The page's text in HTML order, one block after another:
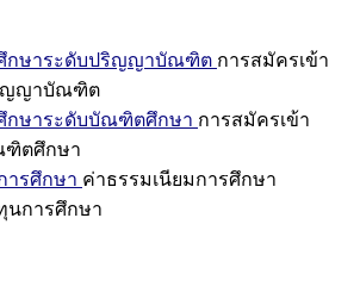
กษาระดับปริญญาบัณฑิต การสมัครเข้า
ญญาบัณฑิต
กษาระดับบัณฑิตศึกษา การสมัครเข้า
ฑิตศึกษา
ารศึกษา ค่าธรรมเนียมการศึกษา
นการศึกษา